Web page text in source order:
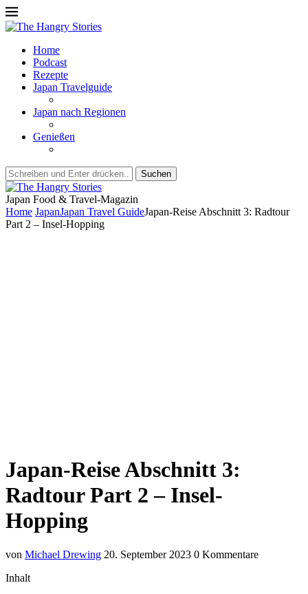
Home
Podcast
Rezepte
Japan Travelguide
Japan nach Regionen
Genießen
Suchen
Japan Food & Travel-Magazin
Home JapanJapan Travel GuideJapan-Reise Abschnitt 3: Radtour
Part 2 – Insel-Hopping
Japan-Reise Abschnitt 3:
Radtour Part 2 – Insel-
Hopping
von Michael Drewing 20. September 2023 0 Kommentare
Inhalt